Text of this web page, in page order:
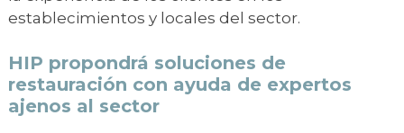
establecimientos y locales del sector.
HIP propondrá soluciones de
restauración con ayuda de expertos
ajenos al sector